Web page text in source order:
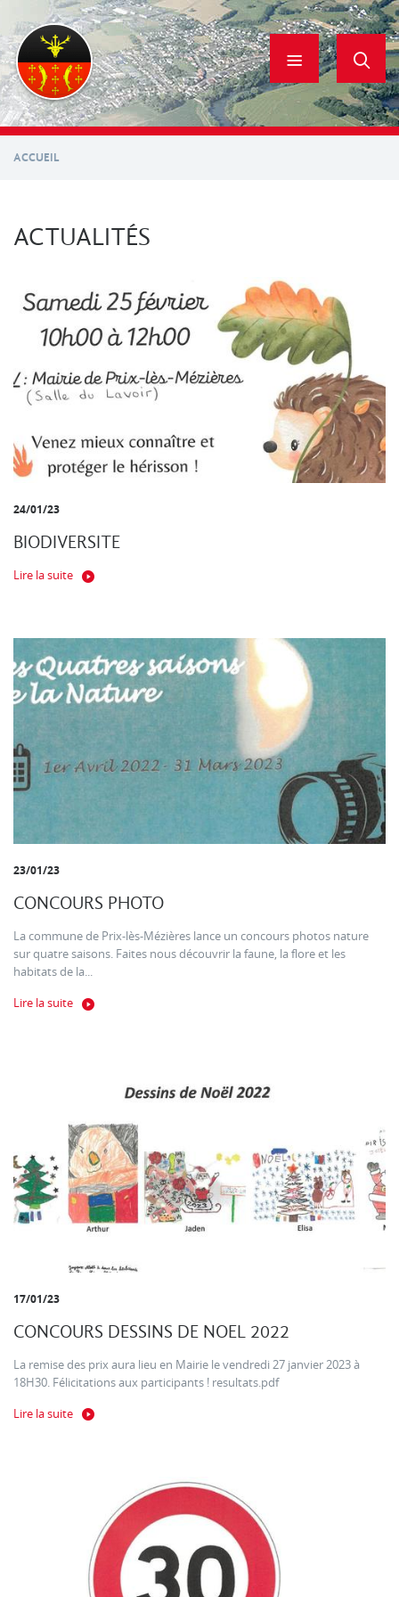
contenu
principal
ACCUEIL
ACTUALITÉS
24/01/23
BIODIVERSITE
Lire la suite
23/01/23
CONCOURS PHOTO
La commune de Prix-lès-Mézières lance un concours photos nature
sur quatre saisons. Faites nous découvrir la faune, la flore et les
habitats de la...
Lire la suite
17/01/23
CONCOURS DESSINS DE NOEL 2022
La remise des prix aura lieu en Mairie le vendredi 27 janvier 2023 à
18H30. Félicitations aux participants ! resultats.pdf
Lire la suite